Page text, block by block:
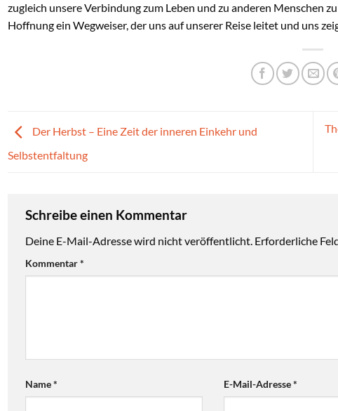
zugleich unsere Verbindung zum Leben und zu anderen Menschen
Hoffnung ein Wegweiser, der uns auf unserer Reise leitet und uns
Der Herbst – Eine Zeit der inneren Einkehr und
Selbstentfaltung
Schreibe einen Kommentar
Deine E-Mail-Adresse wird nicht veröffentlicht. Erforderliche
Kommentar*
Name* E-Mail-Adresse*